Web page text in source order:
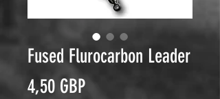
Fused Flurocarbon Leader
4,50 GBPPrice